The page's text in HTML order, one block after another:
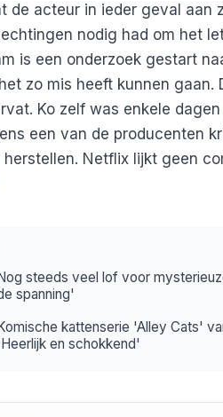
de acteur in ieder geval aan
nodig had om het
is een onderzoek gestart
zo mis heeft kunnen gaan.
Ko zelf was enkele
een van de producenten
herstellen. Netflix lijkt geen
steeds veel lof voor
spanning'
kattenserie 'Alley Cats'
en schokkend'